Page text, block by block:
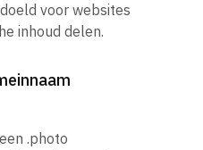
voor websites
inhoud delen.
.photo